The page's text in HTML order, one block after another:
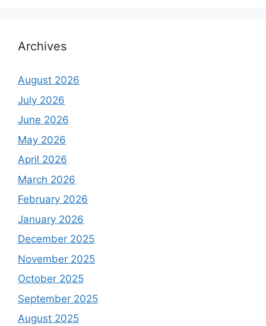
Archives
August 2026
July 2026
June 2026
May 2026
April 2026
March 2026
February 2026
January 2026
December 2025
November 2025
October 2025
September 2025
August 2025